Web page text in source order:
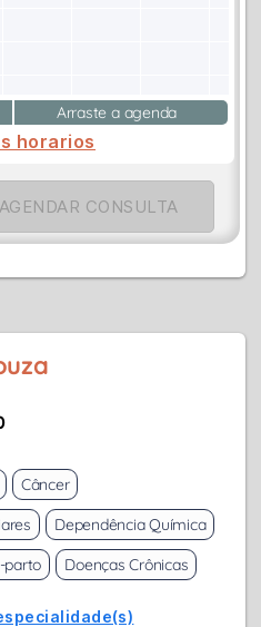
Arraste a agenda
horarios
AGENDAR CONSULTA
Câncer
Dependência Química
parto
Doenças Crônicas